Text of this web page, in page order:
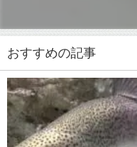
おすすめの記事